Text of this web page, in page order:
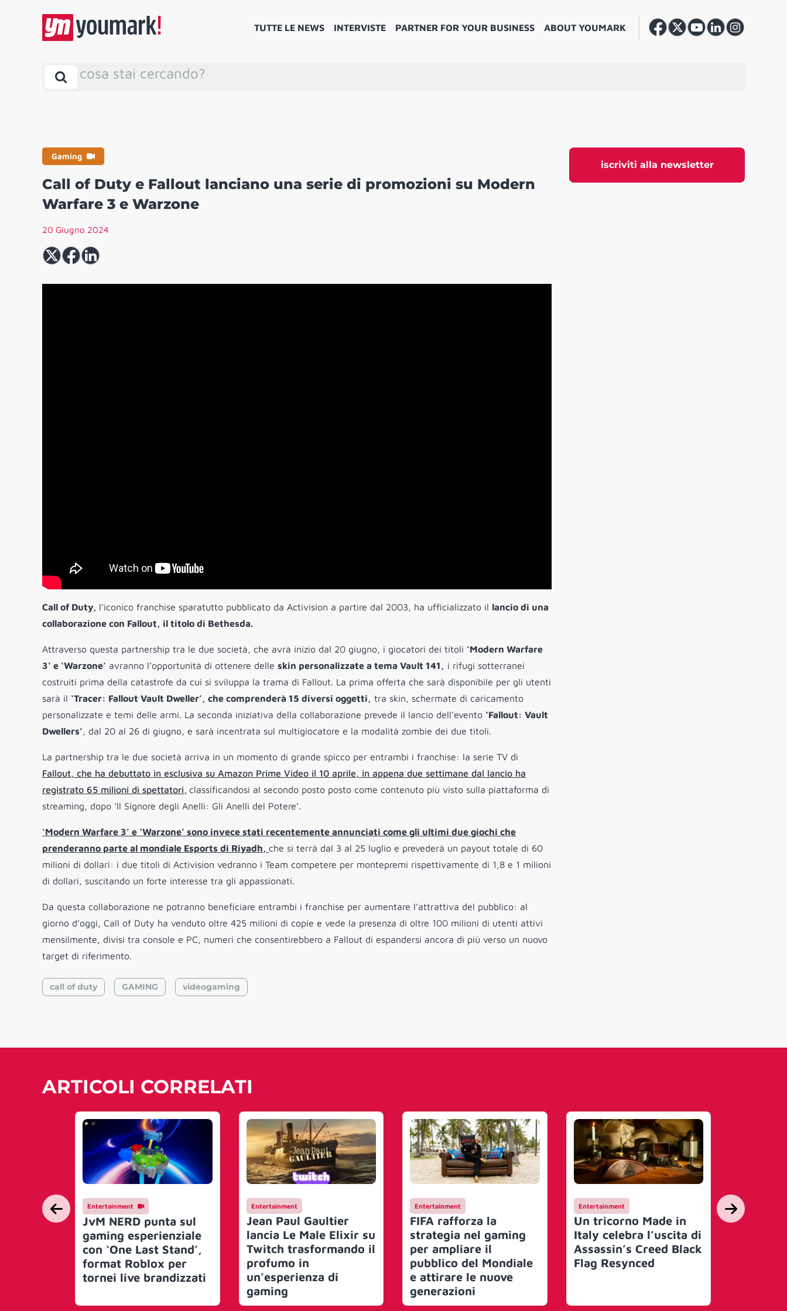
TUTTE LE NEWS INTERVISTE PARTNER FOR YOUR BUSINESS ABOUT YOUMARK
cosa stai cercando?
iscriviti alla newsletter
Gaming
Call of Duty e Fallout lanciano una serie di promozioni su Modern
Warfare 3 e Warzone
20 Giugno 2024
Call of Duty, l’iconico franchise sparatutto pubblicato da Activision a partire dal 2003, ha ufficializzato il lancio di una
collaborazione con Fallout, il titolo di Bethesda.
Attraverso questa partnership tra le due società, che avrà inizio dal 20 giugno, i giocatori dei titoli ‘Modern Warfare
3’ e ‘Warzone’ avranno l’opportunità di ottenere delle skin personalizzate a tema Vault 141, i rifugi sotterranei
costruiti prima della catastrofe da cui si sviluppa la trama di Fallout. La prima offerta che sarà disponibile per gli utenti
sarà il ‘Tracer: Fallout Vault Dweller’, che comprenderà 15 diversi oggetti, tra skin, schermate di caricamento
personalizzate e temi delle armi. La seconda iniziativa della collaborazione prevede il lancio dell’evento ‘Fallout: Vault
Dwellers’, dal 20 al 26 di giugno, e sarà incentrata sul multigiocatore e la modalità zombie dei due titoli.
La partnership tra le due società arriva in un momento di grande spicco per entrambi i franchise: la serie TV di
Fallout, che ha debuttato in esclusiva su Amazon Prime Video il 10 aprile, in appena due settimane dal lancio ha
registrato 65 milioni di spettatori, classificandosi al secondo posto posto come contenuto più visto sulla piattaforma di
streaming, dopo ‘Il Signore degli Anelli: Gli Anelli del Potere’.
‘Modern Warfare 3’ e ‘Warzone’ sono invece stati recentemente annunciati come gli ultimi due giochi che
prenderanno parte al mondiale Esports di Riyadh, che si terrà dal 3 al 25 luglio e prevederà un payout totale di 60
milioni di dollari: i due titoli di Activision vedranno i Team competere per montepremi rispettivamente di 1,8 e 1 milioni
di dollari, suscitando un forte interesse tra gli appassionati.
Da questa collaborazione ne potranno beneficiare entrambi i franchise per aumentare l’attrattiva del pubblico: al
giorno d’oggi, Call of Duty ha venduto oltre 425 milioni di copie e vede la presenza di oltre 100 milioni di utenti attivi
mensilmente, divisi tra console e PC, numeri che consentirebbero a Fallout di espandersi ancora di più verso un nuovo
target di riferimento.
call of duty GAMING videogaming
ARTICOLI CORRELATI
Entertainment
JvM NERD punta sul
gaming esperienziale
con ‘One Last Stand’,
format Roblox per
tornei live brandizzati
Entertainment
Jean Paul Gaultier
lancia Le Male Elixir su
Twitch trasformando il
profumo in
un’esperienza di
gaming
Entertainment
FIFA rafforza la
strategia nel gaming
per ampliare il
pubblico del Mondiale
e attirare le nuove
generazioni
Entertainment
Un tricorno Made in
Italy celebra l’uscita di
Assassin’s Creed Black
Flag Resynced
Campagne
Hay